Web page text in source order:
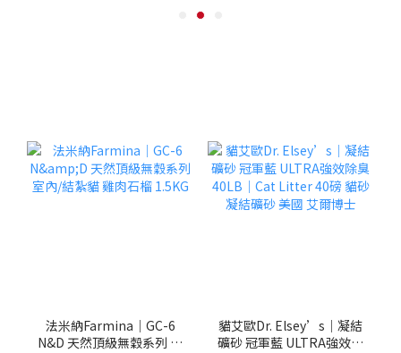
法米納Farmina｜GC-6
N&D 天然頂級無穀系列 室
貓艾歐Dr. Elsey’s｜凝結
礦砂 冠軍藍 ULTRA強效除